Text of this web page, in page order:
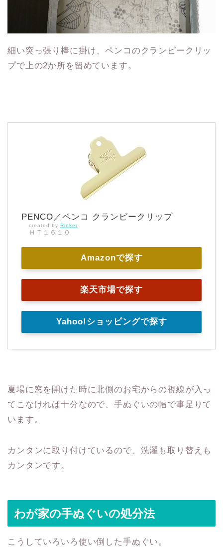
細い突っ張り棒に掛け、ペンコのクランピークリッ
プで上の2か所を留めています。
PENCO／ペンコ クランピークリップ
created by Rinker
ＨＴ１６１０
Amazonで探す
楽天市場で探す
Yahoo!ショッピングで探す
夏場に窓を開けた時に北側のお宅からの視線が入っ
てこなければ十分なので、手ぬぐいの幅で事足りて
います。
カンタンに取り付けているので、洗濯も取り替えも
カンタンです。
わが家の手ぬぐいの処分法
こうしていろいろ使い倒した手ぬぐい。